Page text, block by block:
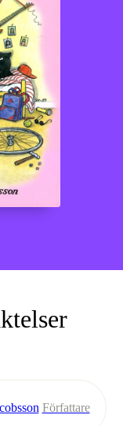
Författare